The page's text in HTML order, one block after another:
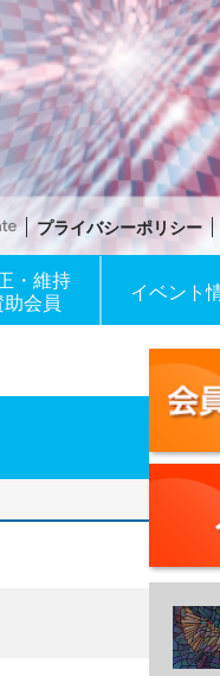
プライバシーポリシー
・維持
会員
イベント